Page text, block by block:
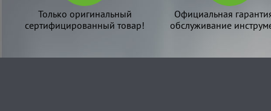
Только оригинальный
сертифицированный товар!
Официальная
обслуживание